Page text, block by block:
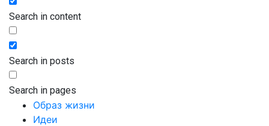
Search in content
Search in posts
Search in pages
Образ жизни
Идеи